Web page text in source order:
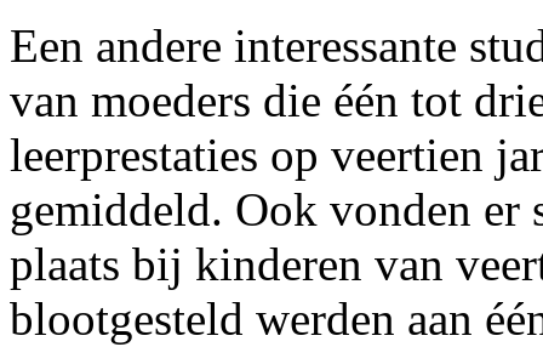
Een andere interessante
van moeders die één tot
leerprestaties op veertien
gemiddeld. Ook vonden
plaats bij kinderen van
blootgesteld werden aan